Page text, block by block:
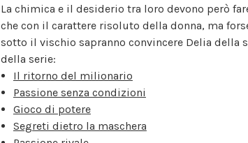
La chimica e il desiderio tra loro devono però
che con il carattere risoluto della donna, ma
sotto il vischio sapranno convincere Delia
della serie:
Il ritorno del milionario
Passione senza condizioni
Gioco di potere
Segreti dietro la maschera